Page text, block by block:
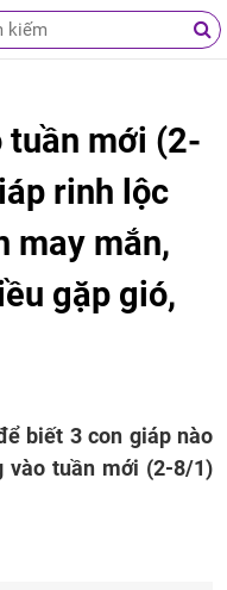
tuần mới (2-
rinh lộc
may mắn,
gặp gió,
biết 3 con giáp nào
vào tuần mới (2-8/1)